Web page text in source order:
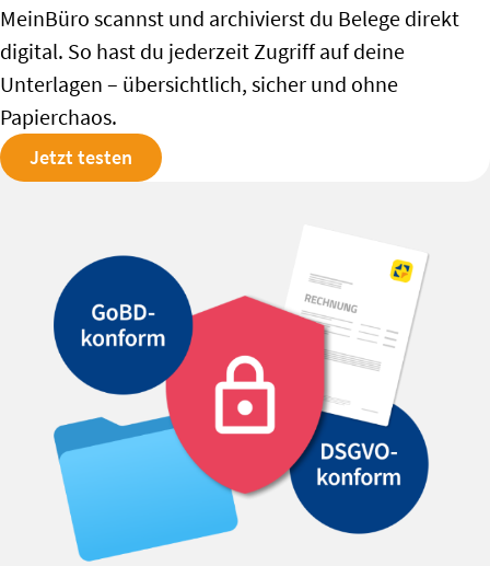
MeinBüro scannst und archivierst du Belege direkt
digital. So hast du jederzeit Zugriff auf deine
Unterlagen – übersichtlich, sicher und ohne
Papierchaos.
Jetzt testen